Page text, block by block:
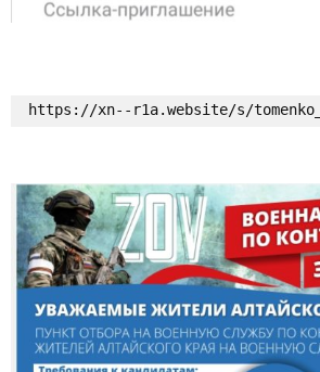
https://xn--r1a.website/s/